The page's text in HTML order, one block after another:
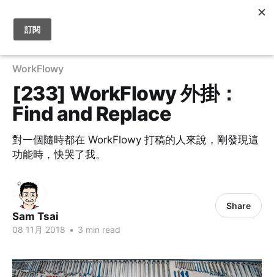
WorkFlowy
[233] WorkFlowy 外掛：
Find and Replace
對一個隨時都在 WorkFlowy 打稿的人來說，剛發現這
功能時，快哭了我。
Sam Tsai
08 11月 2018 • 3 min read
Share